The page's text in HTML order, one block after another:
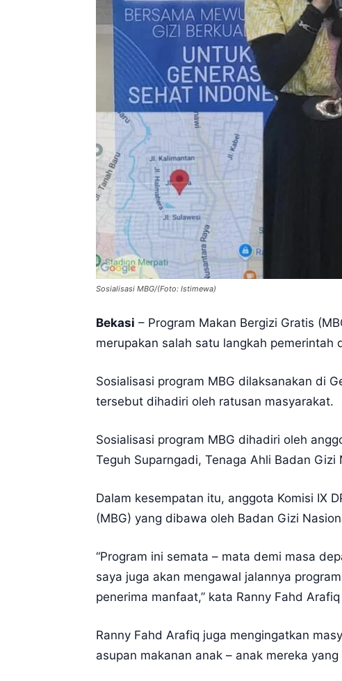
Sosialisasi MBG/(Foto: Istimewa)
Bekasi – Program Makan Bergizi Gratis
merupakan salah satu langkah
Sosialisasi program MBG dilaksanakan di
tersebut dihadiri oleh ratusan masyarakat.
Sosialisasi program MBG dihadiri oleh
Teguh Suparngadi, Tenaga Ahli Badan
Dalam kesempatan itu, anggota Komisi IX
(MBG) yang dibawa oleh Badan Gizi
“Program ini semata – mata demi masa
saya juga akan mengawal jalannya
penerima manfaat,” kata Ranny Fahd
Ranny Fahd Arafiq juga mengingatkan
asupan makanan anak – anak mereka